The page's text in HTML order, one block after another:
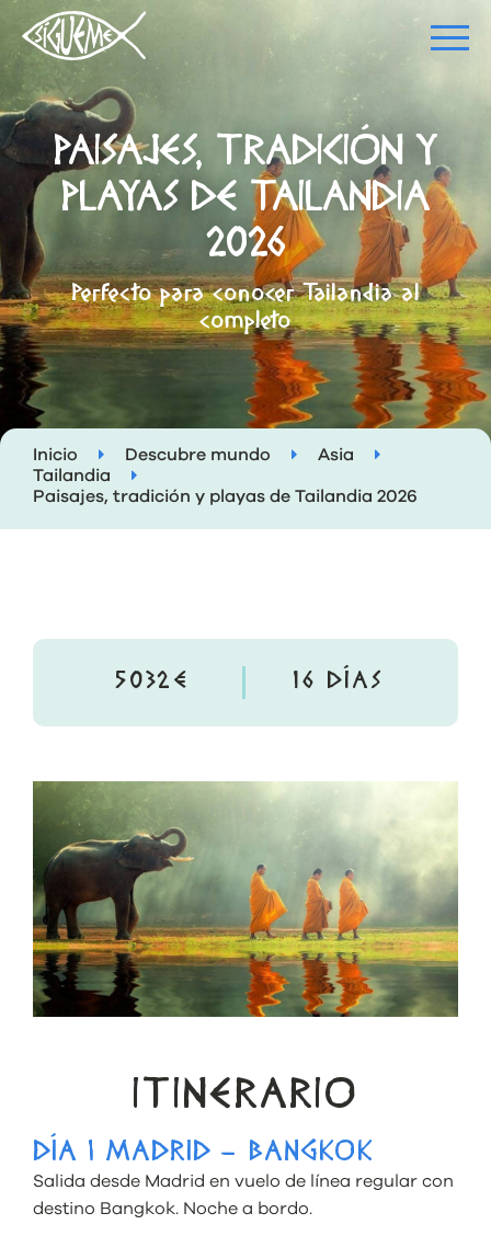
PAISAJES, TRADICIÓN Y
PLAYAS DE TAILANDIA
2026
Perfecto para conocer Tailandia al
completo
Inicio Descubre mundo
Asia
Tailandia
Paisajes, tradición y playas de Tailandia 2026
5032€ 16 DÍAS
ITINERARIO
DÍA 1 MADRID – BANGKOK
Salida desde Madrid en vuelo de línea regular con
destino Bangkok. Noche a bordo.